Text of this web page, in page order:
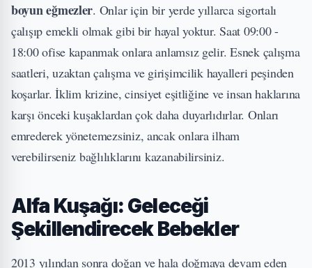
boyun eğmezler. Onlar için bir yerde yıllarca sigortalı
çalışıp emekli olmak gibi bir hayal yoktur. Saat 09:00 -
18:00 ofise kapanmak onlara anlamsız gelir. Esnek çalışma
saatleri, uzaktan çalışma ve girişimcilik hayalleri peşinden
koşarlar. İklim krizine, cinsiyet eşitliğine ve insan haklarına
karşı önceki kuşaklardan çok daha duyarlıdırlar. Onları
emrederek yönetemezsiniz, ancak onlara ilham
verebilirseniz bağlılıklarını kazanabilirsiniz.
Alfa Kuşağı: Geleceği
Şekillendirecek Bebekler
2013 yılından sonra doğan ve hala doğmaya devam eden